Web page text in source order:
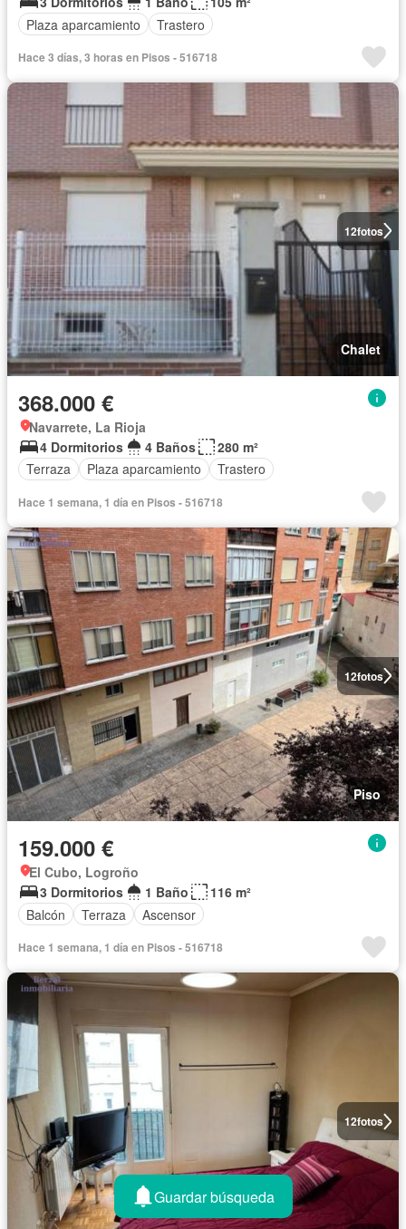
Plaza aparcamiento
Trastero
Hace 3 días, 3 horas en Pisos - 516718
12fotos
Chalet
368.000 €
Navarrete, La Rioja
4 Dormitorios
4 Baños
280 m²
Terraza
Plaza aparcamiento Trastero
Hace 1 semana, 1 día en Pisos - 516718
12fotos
Piso
159.000 €
El Cubo, Logroño
3 Dormitorios
1 Baño
116 m²
Balcón
Terraza Ascensor
Hace 1 semana, 1 día en Pisos - 516718
12fotos
Guardar búsqueda